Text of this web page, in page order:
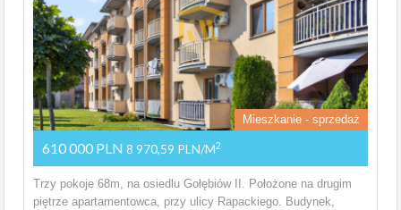
Mieszkanie - sprzedaż
610 000 PLN 8 970,59 PLN/m2
Trzy pokoje 68m, na osiedlu Gołębiów II. Położone na drugim
piętrze apartamentowca, przy ulicy Rapackiego. Budynek,